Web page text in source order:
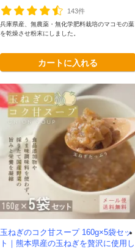
143件
兵庫県産、無農薬・無化学肥料栽培のマコモの葉
を乾燥させ粉末にしました。
カートに入れる
玉ねぎのコク甘スープ 160g×5袋セッ
ト｜熊本県産の玉ねぎを贅沢に使用し